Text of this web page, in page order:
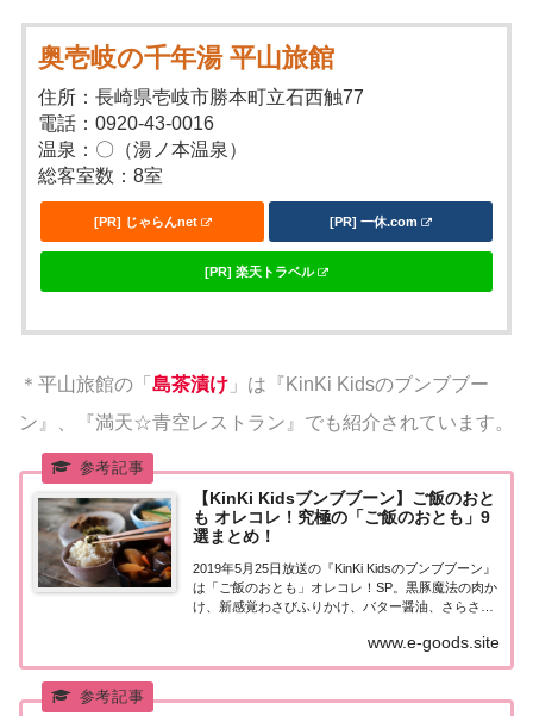
奥壱岐の千年湯 平山旅館
住所：長崎県壱岐市勝本町立石西触77
電話：0920-43-0016
温泉：〇（湯ノ本温泉）
総客室数：8室
[PR] じゃらんnet [PR] 一休.com
[PR] 楽天トラベル
＊平山旅館の「 島茶漬け 」は『KinKi Kidsのブンブブー
ン』、『満天☆青空レストラン』でも紹介されています。
【KinKi Kidsブンブブーン】ご飯のおと
も オレコレ！究極の「ご飯のおとも」9
選まとめ！
2019年5月25日放送の『KinKi Kidsのブンブブーン』
は「ご飯のおとも」オレコレ！SP。黒豚魔法の肉か
け、新感覚わさびふりかけ、バター醤油、さらさら
の鰹節など食のプロたちが選び抜き、日...
www.e-goods.site